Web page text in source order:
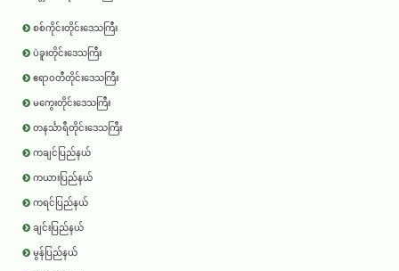
စစ်ကိုင်းတိုင်းဒေသကြီး
ပဲခူးတိုင်းဒေသကြီး
ဧရာ၀တီတိုင်းဒေသကြီး
မကွေးတိုင်းဒေသကြီး
တနင်္သာရီတိုင်းဒေသကြီး
ကချင်ပြည်နယ်
ကယားပြည်နယ်
ကရင်ပြည်နယ်
ချင်းပြည်နယ်
မွန်ပြည်နယ်